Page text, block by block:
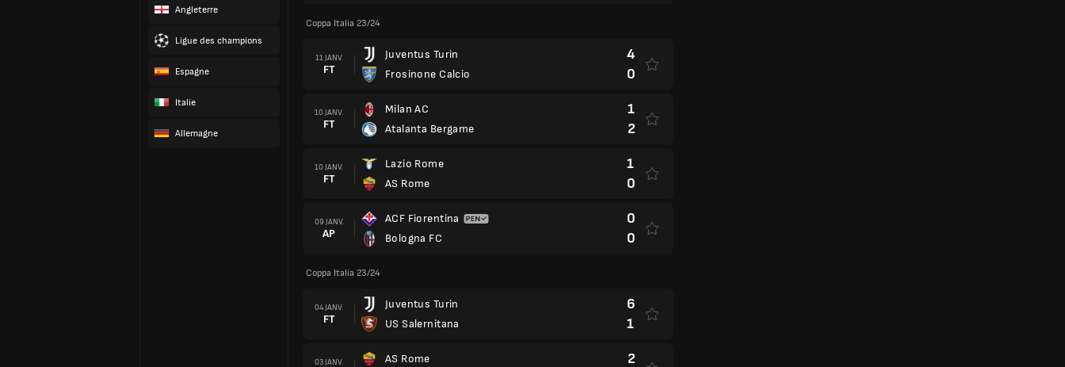
Angleterre
Ligue des champions
Espagne
Italie
Allemagne
Coppa Italia 23/24
11 JANV.
FT
Juventus Turin
Frosinone Calcio
4
0
10 JANV.
FT
Milan AC
Atalanta Bergame
1
2
10 JANV.
FT
Lazio Rome
AS Rome
1
0
09 JANV.
AP
ACF Fiorentina
Bologna FC
0
0
Coppa Italia 23/24
04 JANV.
FT
Juventus Turin
US Salernitana
6
1
03 JANV.
AS Rome
2